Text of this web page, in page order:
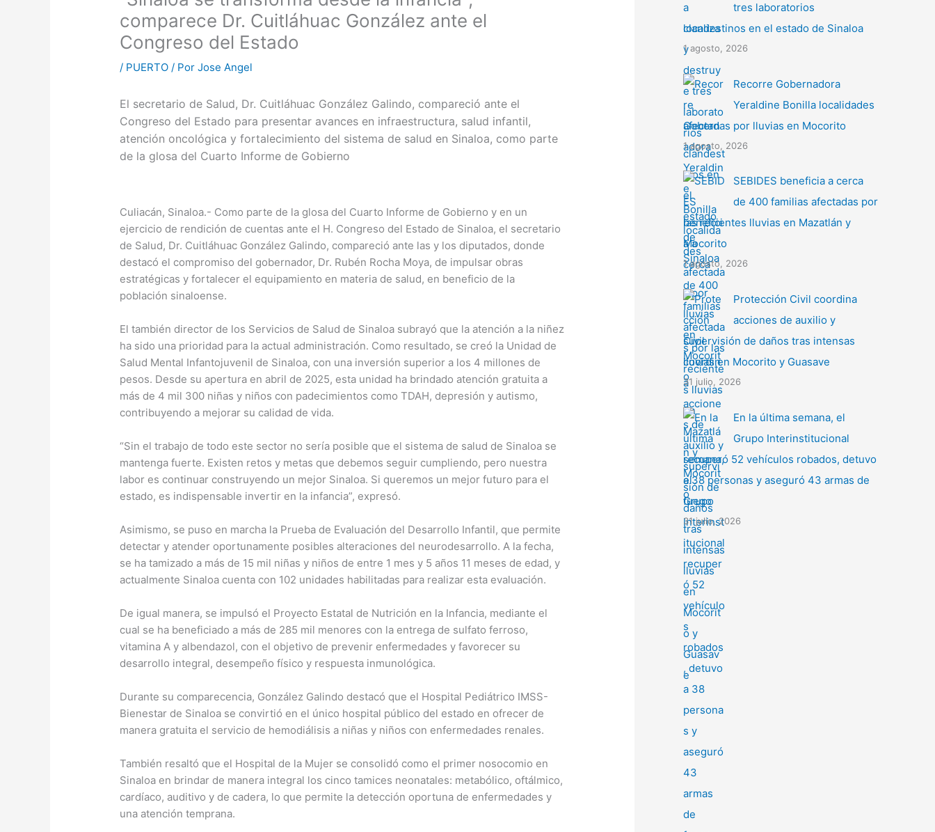
comparece Dr. Cuitláhuac González ante el
Congreso del Estado
/ PUERTO / PorJose Angel
El secretario de Salud, Dr. Cuitláhuac González Galindo, compareció ante el
Congreso del Estado para presentar avances en infraestructura, salud infantil,
atención oncológica y fortalecimiento del sistema de salud en Sinaloa, como parte
de la glosa del Cuarto Informe de Gobierno
Culiacán, Sinaloa.- Como parte de la glosa del Cuarto Informe de Gobierno y en un
ejercicio de rendición de cuentas ante el H. Congreso del Estado de Sinaloa, el secretario
de Salud, Dr. Cuitláhuac González Galindo, compareció ante las y los diputados, donde
destacó el compromiso del gobernador, Dr. Rubén Rocha Moya, de impulsar obras
estratégicas y fortalecer el equipamiento en materia de salud, en beneficio de la
población sinaloense.
El también director de los Servicios de Salud de Sinaloa subrayó que la atención a la niñez
ha sido una prioridad para la actual administración. Como resultado, se creó la Unidad de
Salud Mental Infantojuvenil de Sinaloa, con una inversión superior a los 4 millones de
pesos. Desde su apertura en abril de 2025, esta unidad ha brindado atención gratuita a
más de 4 mil 300 niñas y niños con padecimientos como TDAH, depresión y autismo,
contribuyendo a mejorar su calidad de vida.
“Sin el trabajo de todo este sector no sería posible que el sistema de salud de Sinaloa se
mantenga fuerte. Existen retos y metas que debemos seguir cumpliendo, pero nuestra
labor es continuar construyendo un mejor Sinaloa. Si queremos un mejor futuro para el
estado, es indispensable invertir en la infancia”, expresó.
Asimismo, se puso en marcha la Prueba de Evaluación del Desarrollo Infantil, que permite
detectar y atender oportunamente posibles alteraciones del neurodesarrollo. A la fecha,
se ha tamizado a más de 15 mil niñas y niños de entre 1 mes y 5 años 11 meses de edad, y
actualmente Sinaloa cuenta con 102 unidades habilitadas para realizar esta evaluación.
De igual manera, se impulsó el Proyecto Estatal de Nutrición en la Infancia, mediante el
cual se ha beneficiado a más de 285 mil menores con la entrega de sulfato ferroso,
vitamina A y albendazol, con el objetivo de prevenir enfermedades y favorecer su
desarrollo integral, desempeño físico y respuesta inmunológica.
Durante su comparecencia, González Galindo destacó que el Hospital Pediátrico IMSS-
Bienestar de Sinaloa se convirtió en el único hospital público del estado en ofrecer de
manera gratuita el servicio de hemodiálisis a niñas y niños con enfermedades renales.
También resaltó que el Hospital de la Mujer se consolidó como el primer nosocomio en
Sinaloa en brindar de manera integral los cinco tamices neonatales: metabólico, oftálmico,
cardíaco, auditivo y de cadera, lo que permite la detección oportuna de enfermedades y
una atención temprana.
tres laboratorios
clandestinos en el estado de Sinaloa
1 agosto, 2026
Recorre Gobernadora
Yeraldine Bonilla localidades
afectadas por lluvias en Mocorito
1 agosto, 2026
SEBIDES beneficia a cerca
de 400 familias afectadas por
las recientes lluvias en Mazatlán y
Mocorito
1 agosto, 2026
Protección Civil coordina
acciones de auxilio y
supervisión de daños tras intensas
lluvias en Mocorito y Guasave
31 julio, 2026
En la última semana, el
Grupo Interinstitucional
recuperó 52 vehículos robados, detuvo
a 38 personas y aseguró 43 armas de
fuego
31 julio, 2026